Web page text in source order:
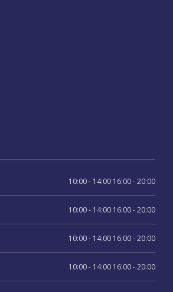
10:00 - 14:00 16:00 - 20:00
10:00 - 14:00 16:00 - 20:00
10:00 - 14:00 16:00 - 20:00
10:00 - 14:00 16:00 - 20:00